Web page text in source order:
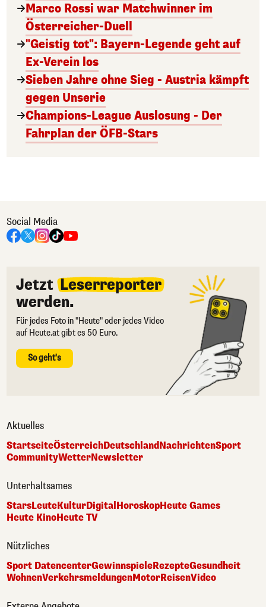
Marco Rossi war Matchwinner im
Österreicher-Duell
"Geistig tot": Bayern-Legende geht auf
Ex-Verein los
Sieben Jahre ohne Sieg - Austria kämpft
gegen Unserie
Champions-League Auslosung - Der
Fahrplan der ÖFB-Stars
Social Media
Jetzt Leserreporter
werden.
Für jedes Foto in "Heute" oder jedes Video
auf Heute.at gibt es 50 Euro.
So geht's
Aktuelles
StartseiteÖsterreichDeutschlandNachrichtenSport
CommunityWetterNewsletter
Unterhaltsames
StarsLeuteKulturDigital HoroskopHeute Games
Heute KinoHeute TV
Nützliches
Sport DatencenterGewinnspieleRezepteGesundheit
WohnenVerkehrsmeldungenMotorReisenVideo